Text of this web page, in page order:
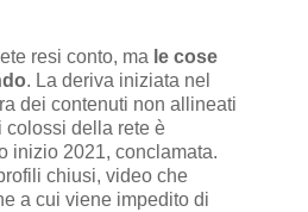
resi conto, ma le cose
. La deriva iniziata nel
dei contenuti non allineati
colossi della rete è
inizio 2021, conclamata.
chiusi, video che
a cui viene impedito di